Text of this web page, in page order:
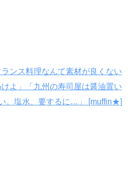
ンス料理なんて素材が良くない
よ」「九州の寿司屋は醤油置い
。塩水、要するに…」 [muffin★]